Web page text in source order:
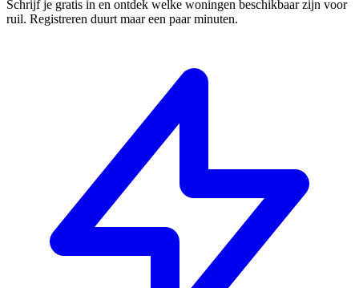
Schrijf je gratis in en ontdek welke woningen beschikbaar zijn voor
ruil. Registreren duurt maar een paar minuten.